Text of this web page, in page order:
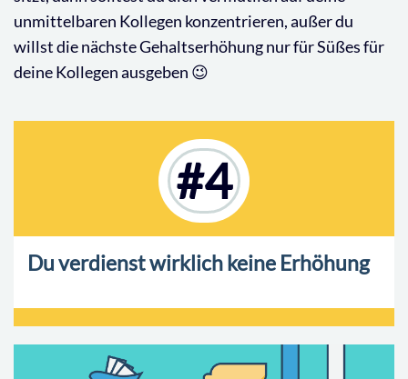
unmittelbaren Kollegen konzentrieren, außer du
willst die nächste Gehaltserhöhung nur für Süßes für
deine Kollegen ausgeben 😉
#4
Du verdienst wirklich keine Erhöhung